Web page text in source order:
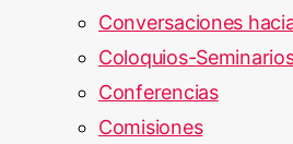
Conversaciones
Coloquios-
Conferencias
Comisiones